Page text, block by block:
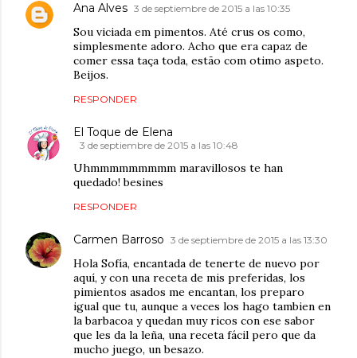
Ana Alves 3 de septiembre de 2015 a las 10:35
Sou viciada em pimentos. Até crus os como,
simplesmente adoro. Acho que era capaz de
comer essa taça toda, estão com otimo aspeto.
Beijos.
RESPONDER
El Toque de Elena
3 de septiembre de 2015 a las 10:48
Uhmmmmmmmmm maravillosos te han
quedado! besines
RESPONDER
Carmen Barroso 3 de septiembre de 2015 a las 13:30
Hola Sofía, encantada de tenerte de nuevo por
aquí, y con una receta de mis preferidas, los
pimientos asados me encantan, los preparo
igual que tu, aunque a veces los hago tambien en
la barbacoa y quedan muy ricos con ese sabor
que les da la leña, una receta fácil pero que da
mucho juego, un besazo.